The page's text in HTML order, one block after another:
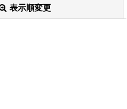
表示順変更